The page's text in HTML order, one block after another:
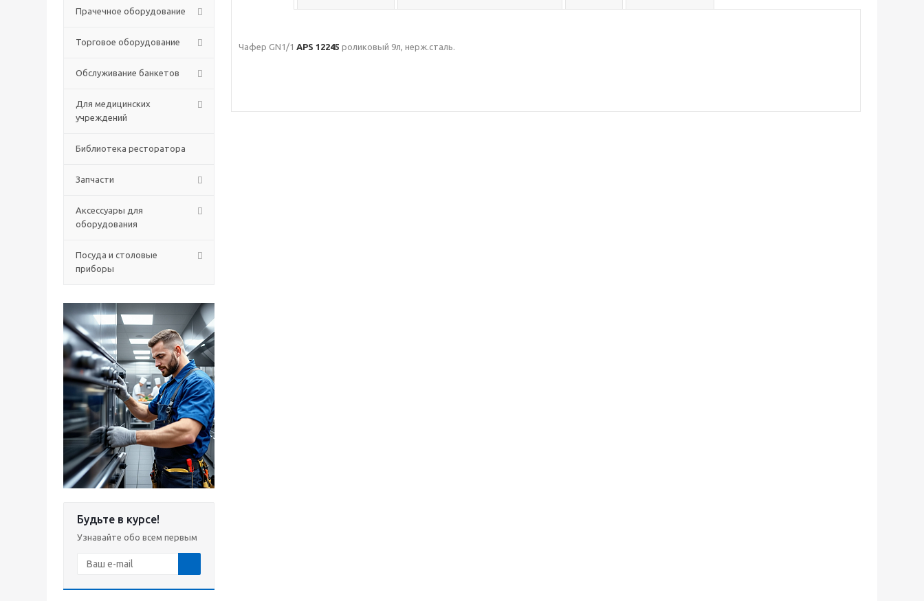
Прачечное оборудование
Торговое оборудование
Обслуживание банкетов
Для медицинских
учреждений
Библиотека ресторатора
Запчасти
Аксессуары для
оборудования
Посуда и столовые
приборы
Будьте в курсе!
Узнавайте обо всем первым
Чафер GN1/1 APS 12245 роликовый 9л, нерж.сталь.